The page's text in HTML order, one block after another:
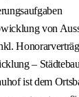
von
–
ist dem